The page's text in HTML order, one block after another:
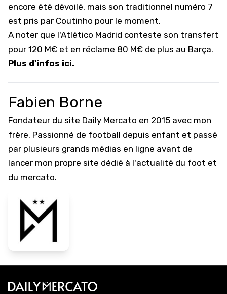
encore été dévoilé, mais son traditionnel numéro 7
est pris par Coutinho pour le moment.
A noter que l'Atlético Madrid conteste son transfert
pour 120 M€ et en réclame 80 M€ de plus au Barça.
Plus d'infos ici.
Fabien Borne
Fondateur du site Daily Mercato en 2015 avec mon
frère. Passionné de football depuis enfant et passé
par plusieurs grands médias en ligne avant de
lancer mon propre site dédié à l'actualité du foot et
du mercato.